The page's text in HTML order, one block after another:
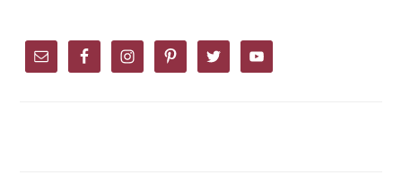
SIDEBAR